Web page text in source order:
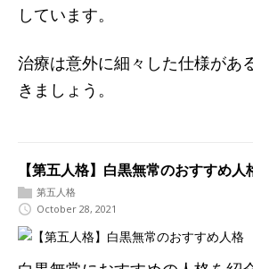
しています。
治療は意外に細々した仕様があ
きましょう。
【第五人格】白黒無常のおすすめ人
第五人格
October 28, 2021